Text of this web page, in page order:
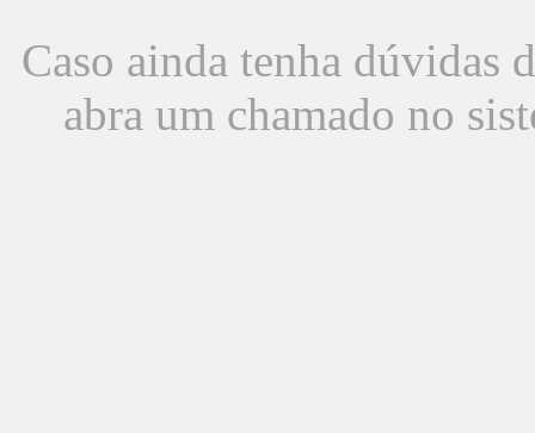
Caso ainda tenha dúvidas
abra um chamado no